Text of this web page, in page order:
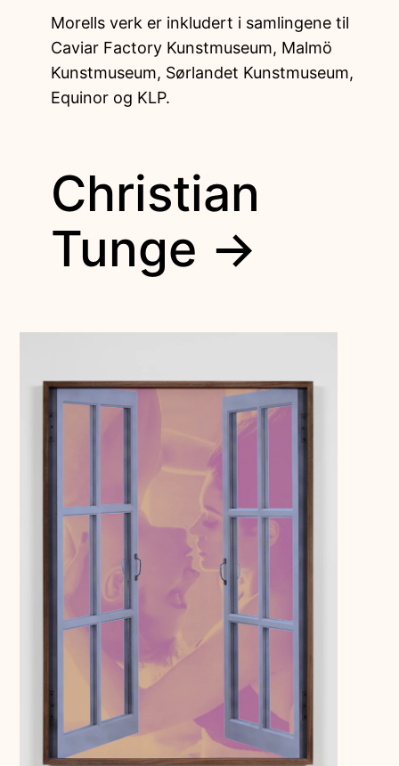
Morells verk er inkludert i samlingene til
Caviar Factory Kunstmuseum, Malmö
Kunstmuseum, Sørlandet Kunstmuseum,
Equinor og KLP.
Christian
Tunge →